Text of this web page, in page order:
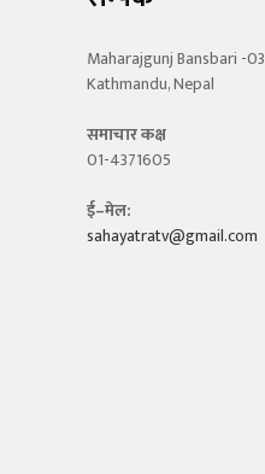
Maharajgunj Bansbari -03
Kathmandu, Nepal
समाचार कक्ष
01-4371605
ई–मेल:
sahayatratv@gmail.com